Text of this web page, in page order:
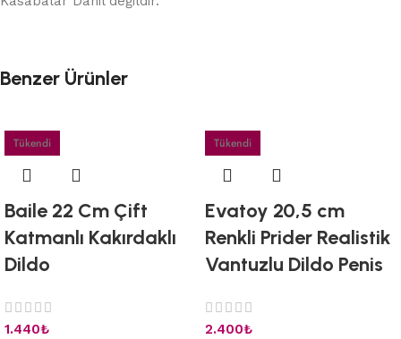
Benzer Ürünler
Tükendi
Baile 22 Cm Çift
Katmanlı Kakırdaklı
Dildo
1.440₺
Tükendi
Evatoy 20,5 cm
Renkli Prider Realistik
Vantuzlu Dildo Penis
2.400₺